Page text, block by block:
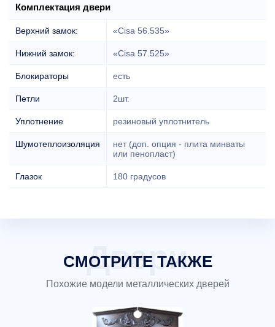
Комплектация двери
Верхний замок: «Cisa 56.535»
Нижний замок: «Cisa 57.525»
Блокираторы есть
Петли 2шт.
Уплотнение резиновый уплотнитель
Шумотеплоизоляция
нет (доп. опция - плита минваты
или пенопласт)
Глазок 180 градусов
СМОТРИТЕ ТАКЖЕ
Похожие модели металлических дверей